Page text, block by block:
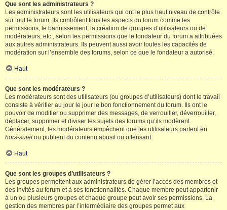
Que sont les administrateurs ?
Les administrateurs sont les utilisateurs qui ont le plus haut niveau de contrôle
sur tout le forum. Ils contrôlent tous les aspects du forum comme les
permissions, le bannissement, la création de groupes d’utilisateurs ou de
modérateurs, etc., selon les permissions que le fondateur du forum a attribuées
aux autres administrateurs. Ils peuvent aussi avoir toutes les capacités de
modération sur l’ensemble des forums, selon ce que le fondateur a autorisé.
Haut
Que sont les modérateurs ?
Les modérateurs sont des utilisateurs (ou groupes d’utilisateurs) dont le travail
consiste à vérifier au jour le jour le bon fonctionnement du forum. Ils ont le
pouvoir de modifier ou supprimer des messages, de verrouiller, déverrouiller,
déplacer, supprimer et diviser les sujets des forums qu’ils modèrent.
Généralement, les modérateurs empêchent que les utilisateurs partent en
hors-sujetou publient du contenu abusif ou offensant.
Haut
Que sont les groupes d’utilisateurs ?
Les groupes permettent aux administrateurs de gérer l’accès des membres et
des invités au forum et à ses fonctionnalités. Chaque membre peut appartenir
à un ou plusieurs groupes et chaque groupe peut avoir ses permissions. La
gestion des membres par l’intermédiaire des groupes permet aux